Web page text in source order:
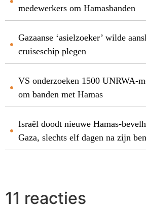
medewerkers om Hamasbanden
Gazaanse ‘asielzoeker’ wilde
cruiseschip plegen
VS onderzoeken 1500 UNRWA-
om banden met Hamas
Israël doodt nieuwe Hamas-
Gaza, slechts elf dagen na zijn
11 reacties